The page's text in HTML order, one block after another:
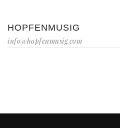
HOPFENMUSIG
info@hopfenmusig.com